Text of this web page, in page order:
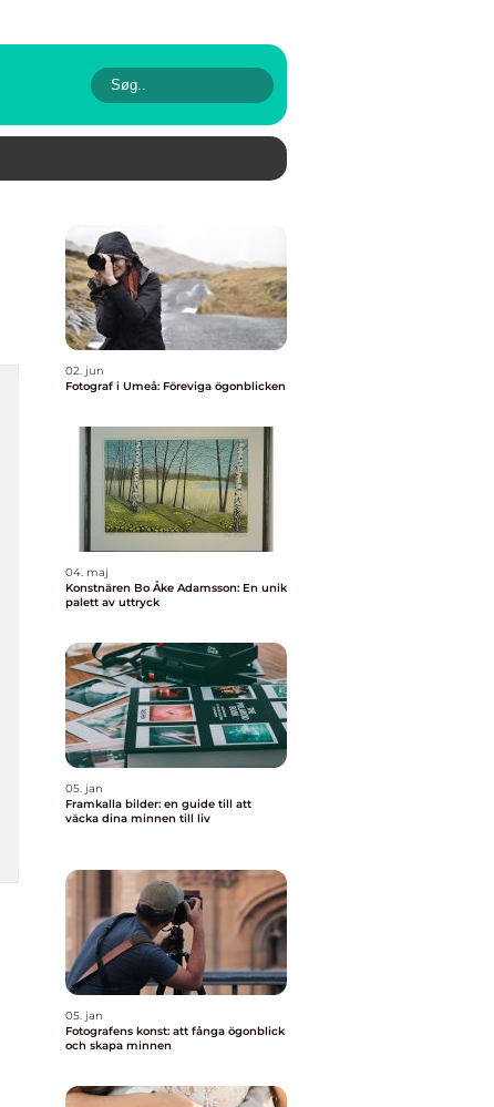
02. jun
Fotograf i Umeå: Föreviga ögonblicken
04. maj
Konstnären Bo Åke Adamsson: En unik
palett av uttryck
05. jan
Framkalla bilder: en guide till att
väcka dina minnen till liv
05. jan
Fotografens konst: att fånga ögonblick
och skapa minnen